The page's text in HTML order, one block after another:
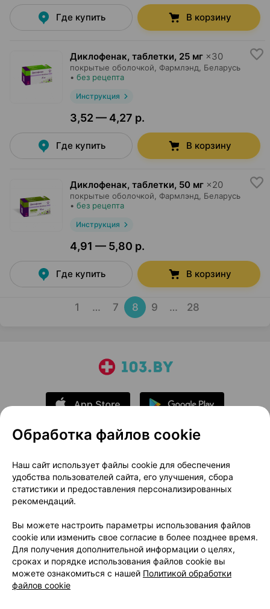
Где купить В корзину
Диклофенак, таблетки, 25 мг ×30
покрытые оболочкой, Фармлэнд , Беларусь
• без рецепта
Инструкция
3,52 — 4,27 р.
Где купить В корзину
Диклофенак, таблетки, 50 мг ×20
покрытые оболочкой, Фармлэнд , Беларусь
• без рецепта
Инструкция
4,91 — 5,80 р.
Где купить В корзину
1 … 7 8 9 … 28
О проекте
Новости проекта
Размещение рекламы
Медицинский маркетинг
Публичный договор
Доставка
Способы оплаты
Вакансии
Партнеры
Написать руководителю 103.by
Написать в поддержку
Персональные настройки Cookie
Обработка файлов cookie
Наш сайт использует файлы cookie для обеспечения
удобства пользователей сайта, его улучшения, сбора
статистики и предоставления персонализированных
рекомендаций.
Вы можете настроить параметры использования файлов
cookie или изменить свое согласие в более позднее время.
Для получения дополнительной информации о целях,
сроках и порядке использования файлов cookie вы
можете ознакомиться с нашей Политикой обработки
файлов cookie